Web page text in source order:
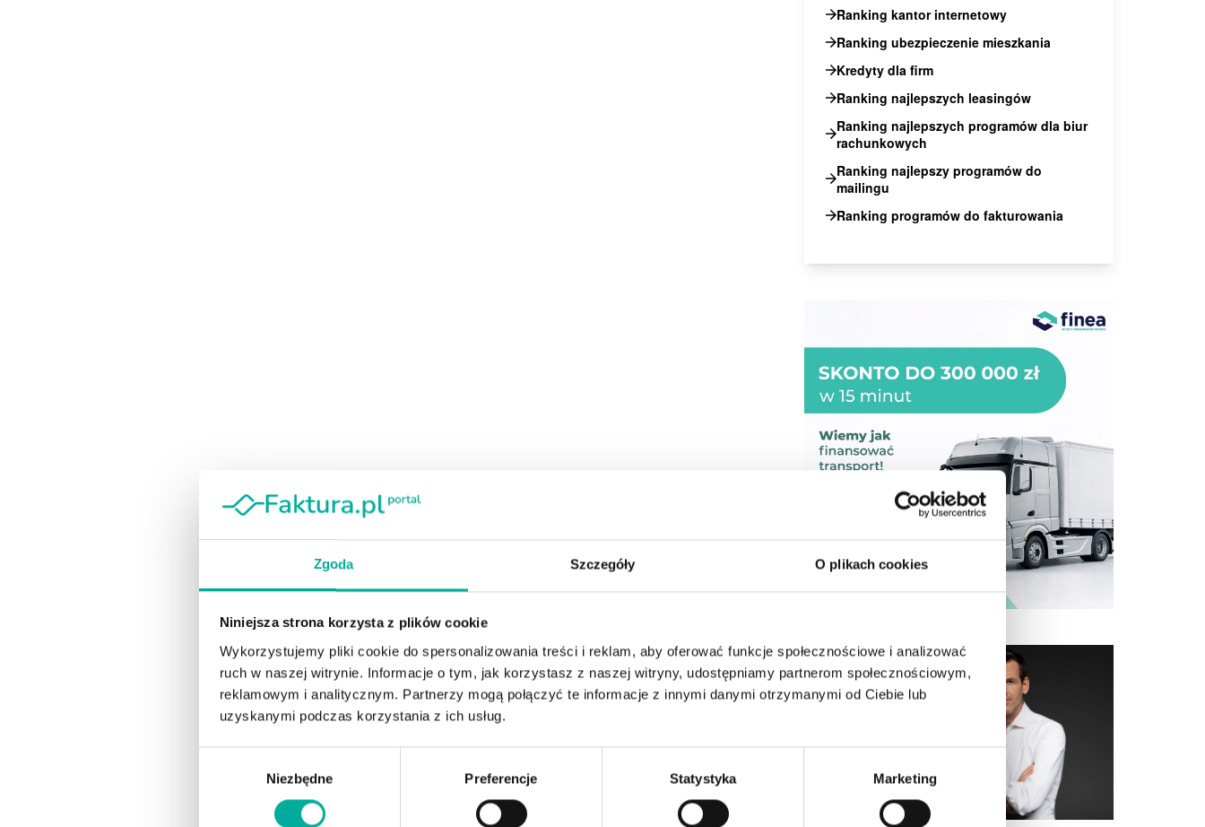
Zgoda Szczegóły O plikach cookies
Niniejsza strona korzysta z plików cookie
Wykorzystujemy pliki cookie do spersonalizowania treści i reklam, aby oferować funkcje społecznościowe i analizować
ruch w naszej witrynie. Informacje o tym, jak korzystasz z naszej witryny, udostępniamy partnerom społecznościowym,
reklamowym i analitycznym. Partnerzy mogą połączyć te informacje z innymi danymi otrzymanymi od Ciebie lub
uzyskanymi podczas korzystania z ich usług.
Niezbędne Preferencje Statystyka Marketing
Ranking kantor internetowy
Ranking ubezpieczenie mieszkania
Kredyty dla firm
Ranking najlepszych leasingów
Ranking najlepszych programów dla biur
rachunkowych
Ranking najlepszy programów do
mailingu
Ranking programów do fakturowania